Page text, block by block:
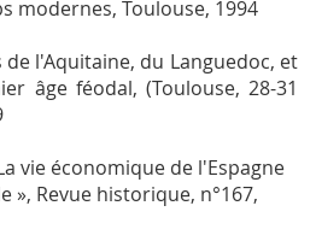
modernes, Toulouse, 1994
l'Aquitaine, du Languedoc, et
âge féodal, (Toulouse, 28-31
La vie économique de l'Espagne
», Revue historique, n°167,